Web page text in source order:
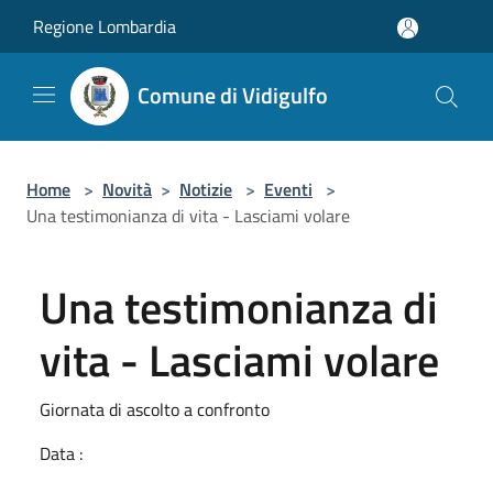
Regione Lombardia
Comune di Vidigulfo
Home > Novità > Notizie > Eventi >
Una testimonianza di vita - Lasciami volare
Una testimonianza di
vita - Lasciami volare
Giornata di ascolto a confronto
Data :